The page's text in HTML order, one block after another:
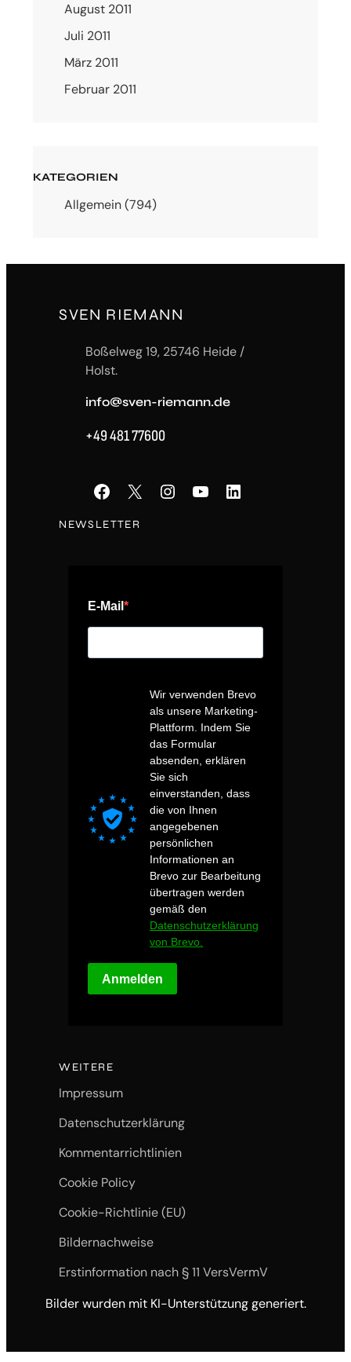
August 2011
Juli 2011
März 2011
Februar 2011
KATEGORIEN
Allgemein(794)
SVEN RIEMANN
Boßelweg 19, 25746 Heide /
Holst.
info@sven-riemann.de
+49 481 77600
Facebook X Instagram YouTube LinkedIn
NEWSLETTER
E-Mail
Wir verwenden Brevo
als unsere Marketing-
Plattform. Indem Sie
das Formular
absenden, erklären
Sie sich
einverstanden, dass
die von Ihnen
angegebenen
persönlichen
Informationen an
Brevo zur Bearbeitung
übertragen werden
gemäß den
Datenschutzerklärung
von Brevo.
Anmelden
WEITERE
Impressum
Datenschutzerklärung
Kommentarrichtlinien
Cookie Policy
Cookie-Richtlinie (EU)
Bildernachweise
Erstinformation nach § 11 VersVermV
Bilder wurden mit KI-Unterstützung generiert.